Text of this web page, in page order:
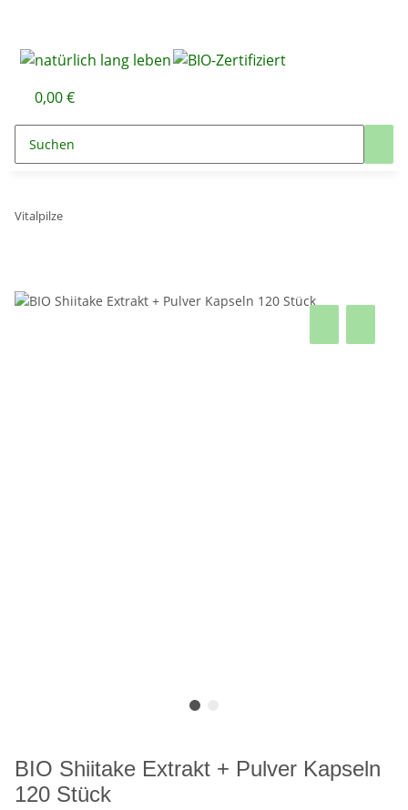
0,00 €
Vitalpilze
BIO Shiitake Extrakt + Pulver Kapseln
120 Stück